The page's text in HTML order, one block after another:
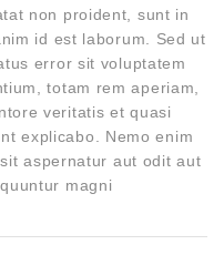
non proident, sunt in
id est laborum. Sed ut
error sit voluptatem
totam rem aperiam,
veritatis et quasi
explicabo. Nemo enim
aspernatur aut odit aut
magni